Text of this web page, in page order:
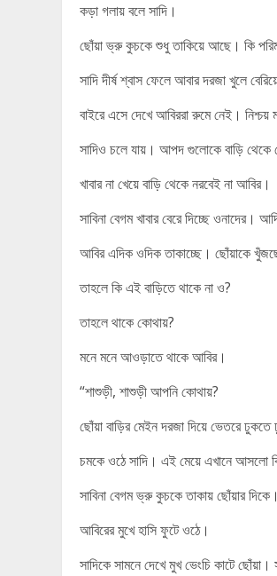
কড়া গলায় বলে সাদি।
ছোঁয়া ভ্রু কুচকে শুধু তাকিয়ে আছে। কি
সাদি দীর্ষ শ্বাস ফেলে আবার দরজা খুলে
বাইরে এসে দেখে আবিররা রুমে নেই।
সাদিও চলে যায়। আপদ গুলোকে বাড়ি থেকে
খাবার না খেয়ে বাড়ি থেকে নরবেই না আবির।
সাবিনা বেগম খাবার বেরে দিচ্ছে ওনাদের।
আবির এদিক ওদিক তাকাচ্ছে। ছোঁয়াকে
তাহলে কি এই বাড়িতে থাকে না ও?
তাহলে থাকে কোথায়?
মনে মনে আওড়াতে থাকে আবির।
“শাশুড়ী, শাশুড়ী আপনি কোথায়?
ছোঁয়া বাড়ির মেইন দরজা দিয়ে ভেতরে
চমকে ওঠে সাদি। এই মেয়ে এখানে আসলো
সাবিনা বেগম ভ্রু কুচকে তাকায় ছোঁয়ার
আবিরের মুখে হাসি ফুটে ওঠে।
সাদিকে সামনে দেখে মুখ ভেংচি কাটে